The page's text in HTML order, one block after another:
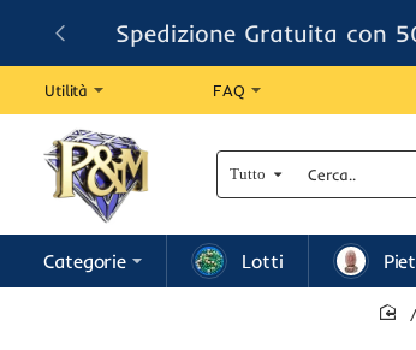
Spedizione Gratuita con
Utilità FAQ
Tutto
Cerca..
Categorie Lotti